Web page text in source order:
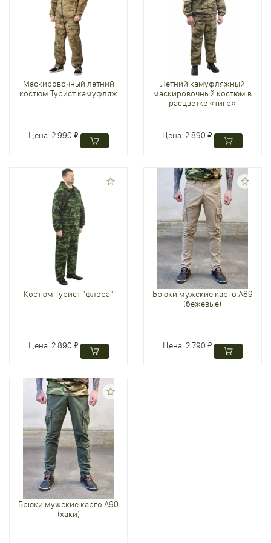
Маскировочный летний
костюм Турист камуфляж
Цена: 2 990 ₽
Летний камуфляжный
маскировочный костюм в
расцветке «тигр»
Цена: 2 890 ₽
Костюм Турист "флора"
Цена: 2 890 ₽
Брюки мужские карго А89
(бежевые)
Цена: 2 790 ₽
Брюки мужские карго А90
(хаки)